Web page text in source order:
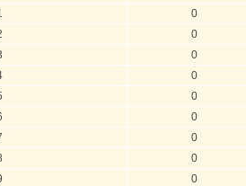
0
0
0
0
0
0
0
0
0